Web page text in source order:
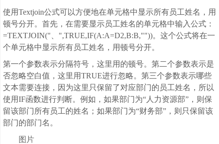
使用Textjoin公式可以方便地在单元格中显示所有员工姓名，用
顿号分开。首先，在需要显示员工姓名的单元格中输入公式：
=TEXTJOIN("、",TRUE,IF(A:A=D2,B:B,""))。这个公式将在一
个单元格中显示所有员工姓名，用顿号分开。
第一个参数表示分隔符号，这里用的顿号。第二个参数表示是
否忽略空白值，这里用TRUE进行忽略。第三个参数表示哪些
文本需要连接，因为这里只保留了对应部门的员工姓名，所以
使用IF函数进行判断。例如，如果部门为“人力资源部”，则保
留该部门所有员工的姓名；如果部门为“财务部”，则只保留该
部门的部门名。
图片